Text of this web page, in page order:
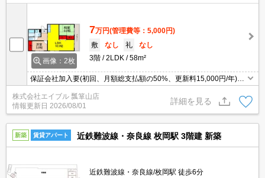
画像：2枚
7万円(管理費等：5,000円)
敷
なし 礼
なし
3階
2LDK 58m²
保証会社加入要(初回、月額総支払額の50%、更新料15,000円/年)。
退去時、ルームクリーニング料金44,000円。駅近くでラクラク便
利。癒しの空間!和室が落着きます。LDKスペース広々。
株式会社エイブル 瓢箪山店
情報更新日 2026/08/01
詳細を見る
新築 賃貸アパート 近鉄難波線・奈良線 枚岡駅 3階建 新築
近鉄難波線・奈良線/枚岡駅 徒歩6分